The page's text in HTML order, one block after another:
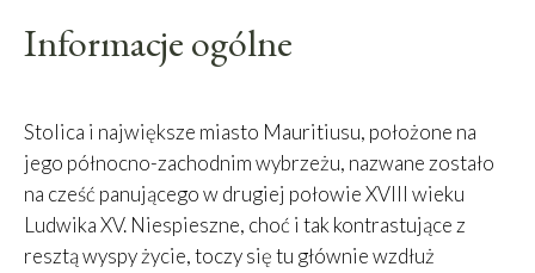
Informacje ogólne
Stolica i największe miasto Mauritiusu, położone na
jego północno-zachodnim wybrzeżu, nazwane zostało
na cześć panującego w drugiej połowie XVIII wieku
Ludwika XV. Niespieszne, choć i tak kontrastujące z
resztą wyspy życie, toczy się tu głównie wzdłuż